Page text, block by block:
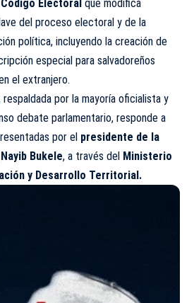
Electoral que modifica
del proceso electoral y de la
política, incluyendo la creación de
especial para salvadoreños
el extranjero.
respaldada por la mayoría oficialista y
debate parlamentario, responde a
por el presidente de la
Bukele, a través del Ministerio
y Desarrollo Territorial.